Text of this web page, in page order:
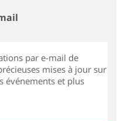
par e-mail de
mises à jour sur
événements et plus